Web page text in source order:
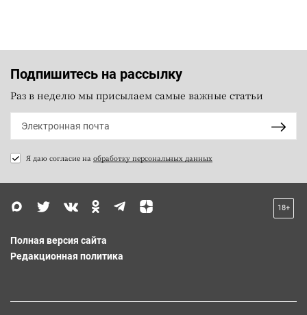
Подпишитесь на рассылку
Раз в неделю мы присылаем самые важные статьи
Я даю согласие на обработку персональных данных
18+
Полная версия сайта
Редакционная политика